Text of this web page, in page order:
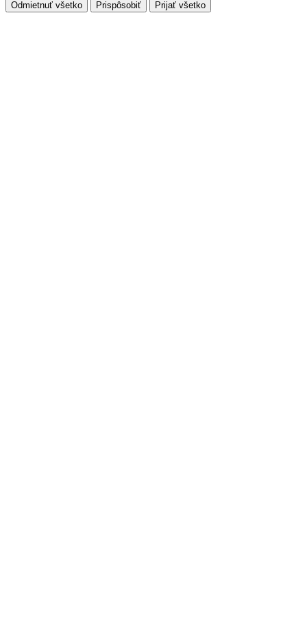
Odmietnuť všetko Prispôsobiť Prijať všetko